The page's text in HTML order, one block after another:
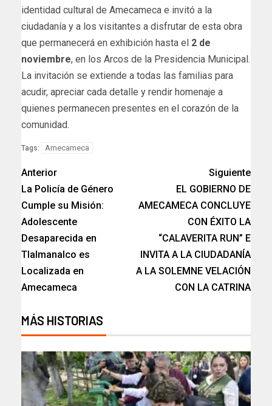
identidad cultural de Amecameca e invitó a la
ciudadanía y a los visitantes a disfrutar de esta obra
que permanecerá en exhibición hasta el 2 de
noviembre, en los Arcos de la Presidencia Municipal.
La invitación se extiende a todas las familias para
acudir, apreciar cada detalle y rendir homenaje a
quienes permanecen presentes en el corazón de la
comunidad.
Tags: Amecameca
Anterior
La Policía de Género
Cumple su Misión:
Adolescente
Desaparecida en
Tlalmanalco es
Localizada en
Amecameca
Siguiente
EL GOBIERNO DE
AMECAMECA CONCLUYE
CON ÉXITO LA
“CALAVERITA RUN” E
INVITA A LA CIUDADANÍA
A LA SOLEMNE VELACIÓN
CON LA CATRINA
MÁS HISTORIAS